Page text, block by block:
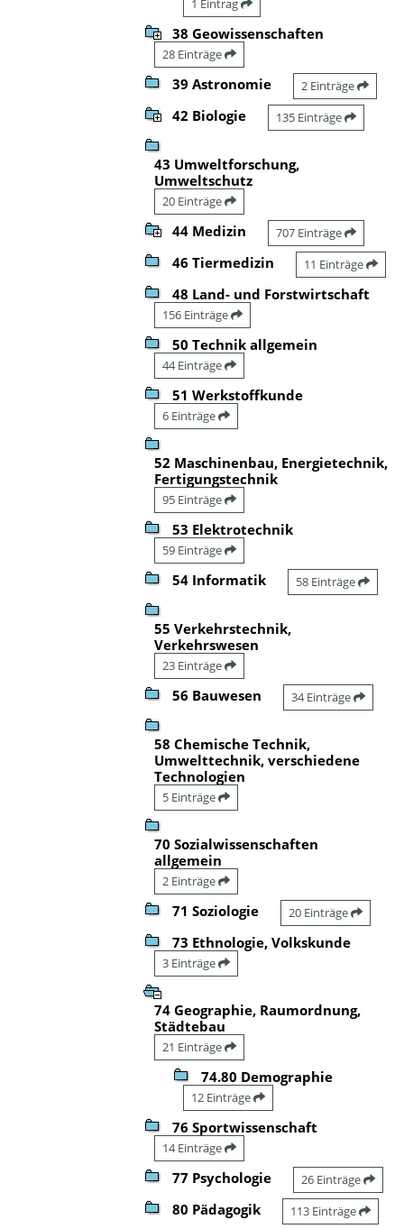
1 Eintrag
38 Geowissenschaften
28 Einträge
39 Astronomie 2 Einträge
42 Biologie 135 Einträge
43 Umweltforschung,
Umweltschutz
20 Einträge
44 Medizin 707 Einträge
46 Tiermedizin 11 Einträge
48 Land- und Forstwirtschaft
156 Einträge
50 Technik allgemein
44 Einträge
51 Werkstoffkunde
6 Einträge
52 Maschinenbau, Energietechnik,
Fertigungstechnik
95 Einträge
53 Elektrotechnik
59 Einträge
54 Informatik 58 Einträge
55 Verkehrstechnik,
Verkehrswesen
23 Einträge
56 Bauwesen 34 Einträge
58 Chemische Technik,
Umwelttechnik, verschiedene
Technologien
5 Einträge
70 Sozialwissenschaften
allgemein
2 Einträge
71 Soziologie 20 Einträge
73 Ethnologie, Volkskunde
3 Einträge
74 Geographie, Raumordnung,
Städtebau
21 Einträge
74.80 Demographie
12 Einträge
76 Sportwissenschaft
14 Einträge
77 Psychologie 26 Einträge
80 Pädagogik 113 Einträge